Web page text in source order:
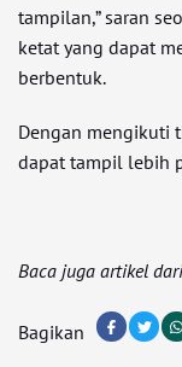
tampilan,” saran
ketat yang dapat
berbentuk.
Dengan mengikuti
dapat tampil lebih
Baca juga artikel
Bagikan